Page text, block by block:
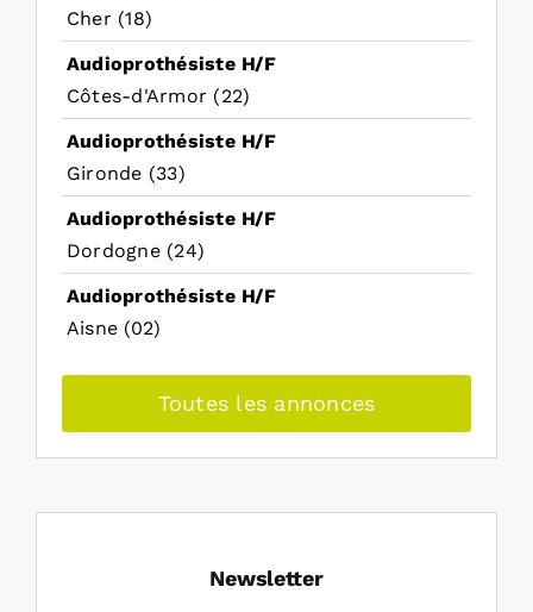
Cher (18)
Audioprothésiste H/F
Côtes-d'Armor (22)
Audioprothésiste H/F
Gironde (33)
Audioprothésiste H/F
Dordogne (24)
Audioprothésiste H/F
Aisne (02)
Toutes les annonces
Newsletter